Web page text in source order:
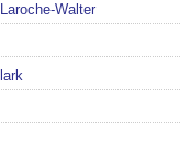
Walter